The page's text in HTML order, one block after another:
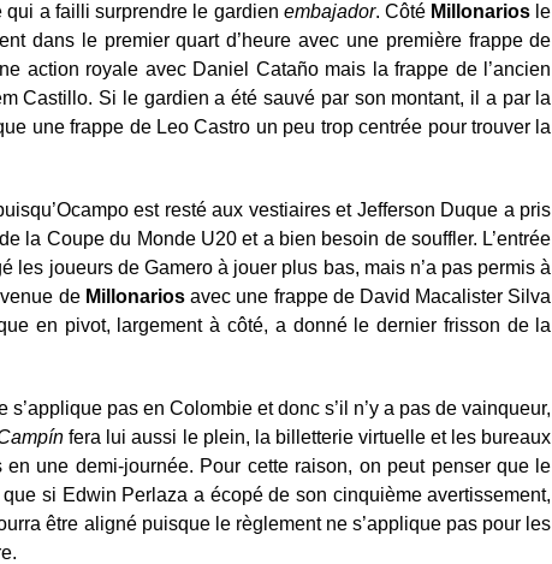
a failli surprendre le gardien embajador. Côté Millonarios le
dans le premier quart d’heure avec une première frappe de
action royale avec Daniel Cataño mais la frappe de l’ancien
Castillo. Si le gardien a été sauvé par son montant, il a par la
une frappe de Leo Castro un peu trop centrée pour trouver la
est resté aux vestiaires et Jefferson Duque a pris
la Coupe du Monde U20 et a bien besoin de souffler. L’entrée
joueurs de Gamero à jouer plus bas, mais n’a pas permis à
de Millonariosavec une frappe de David Macalister Silva
en pivot, largement à côté, a donné le dernier frisson de la
pas en Colombie et donc s’il n’y a pas de vainqueur,
fera lui aussi le plein, la billetterie virtuelle et les bureaux
une demi-journée. Pour cette raison, on peut penser que le
si Edwin Perlaza a écopé de son cinquième avertissement,
être aligné puisque le règlement ne s’applique pas pour les